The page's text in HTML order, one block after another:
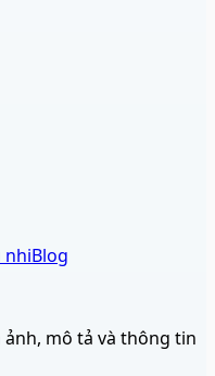
nhiBlog
mô tả và thông tin